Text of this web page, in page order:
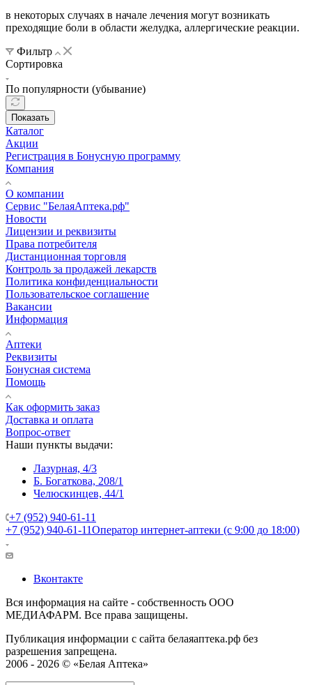
в некоторых случаях в начале лечения могут возникать
преходящие боли в области желудка, аллергические реакции.
Фильтр
Сортировка
По популярности (убывание)
Показать
Каталог
Акции
Регистрация в Бонусную программу
Компания
О компании
Сервис "БелаяАптека.рф"
Новости
Лицензии и реквизиты
Права потребителя
Дистанционная торговля
Контроль за продажей лекарств
Политика конфиденциальности
Пользовательское соглашение
Вакансии
Информация
Аптеки
Реквизиты
Бонусная система
Помощь
Как оформить заказ
Доставка и оплата
Вопрос-ответ
Наши пункты выдачи:
Лазурная, 4/3
Б. Богаткова, 208/1
Челюскинцев, 44/1
+7 (952) 940-61-11
+7 (952) 940-61-11Оператор интернет-аптеки (с 9:00 до 18:00)
Вконтакте
Вся информация на сайте - собственность ООО
МЕДИАФАРМ. Все права защищены.
Публикация информации с сайта белаяаптека.рф без
разрешения запрещена.
2006 - 2026 © «Белая Аптека»